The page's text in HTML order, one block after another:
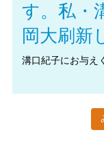
す。私・
岡大刷新
溝口紀子にお与え